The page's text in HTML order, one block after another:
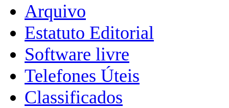
Arquivo
Estatuto Editorial
Software livre
Telefones Úteis
Classificados